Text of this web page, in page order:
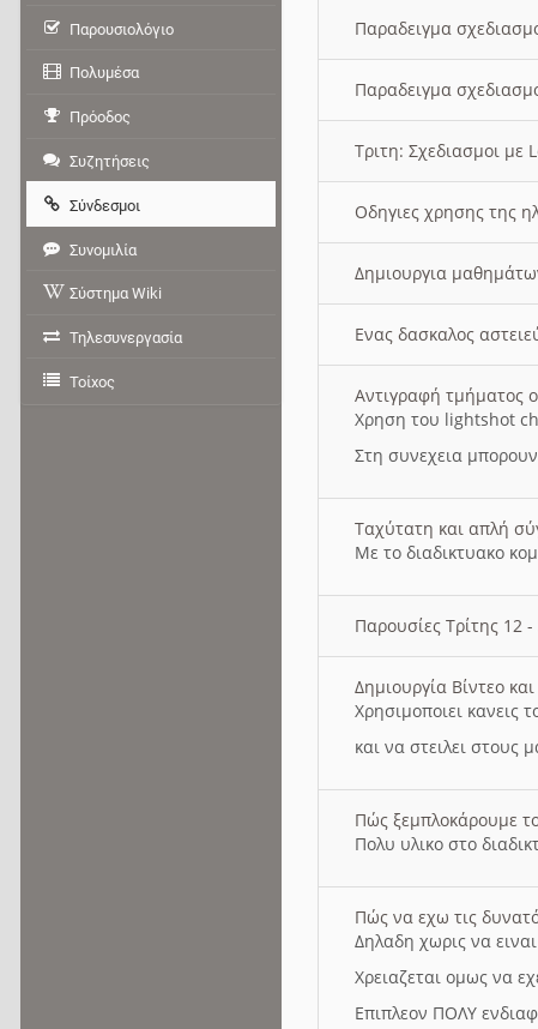
Παραδειγμα
Παραδειγμα
Τριτη: Σχεδιασμοι
Οδηγιες χρησης της
Δημιουργια
Ενας δασκαλος
Αντιγραφή τμήματος
Χρηση του lightshot
Στη συνεχεια
Ταχύτατη και απλή
Με το διαδικτυακο
Παρουσίες Τρίτης 12
Δημιουργία Βίντεο
Χρησιμοποιει κανεις
και να στειλει στους
Πώς ξεμπλοκάρουμε
Πολυ υλικο στο
Πώς να εχω τις
Δηλαδη χωρις να
Χρειαζεται ομως να
Επιπλεον ΠΟΛΥ
Παρουσιολόγιο
Πολυμέσα
Πρόοδος
Συζητήσεις
Σύνδεσμοι
Συνομιλία
Σύστημα Wiki
Τηλεσυνεργασία
Τοίχος